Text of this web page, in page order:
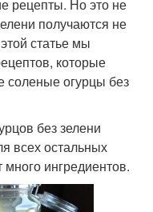
рецепты. Но это не
получаются не
статье мы
которые
соленые огурцы без
без зелени
всех остальных
ингредиентов.